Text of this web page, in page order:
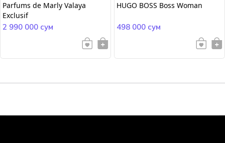
Parfums de Marly Valaya
Exclusif
2 990 000 сум
HUGO BOSS Boss Woman
498 000 сум